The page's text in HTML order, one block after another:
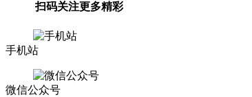
扫码关注更多精彩
手机站
微信公众号